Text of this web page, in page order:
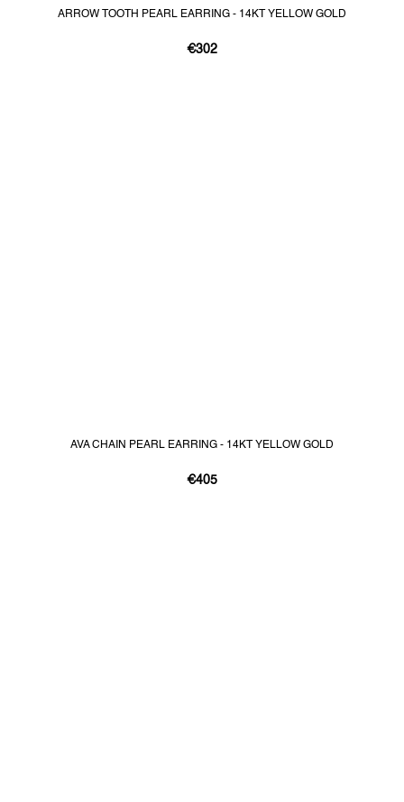
ARROW TOOTH PEARL EARRING - 14KT YELLOW GOLD
€302
AVA CHAIN PEARL EARRING - 14KT YELLOW GOLD
€405